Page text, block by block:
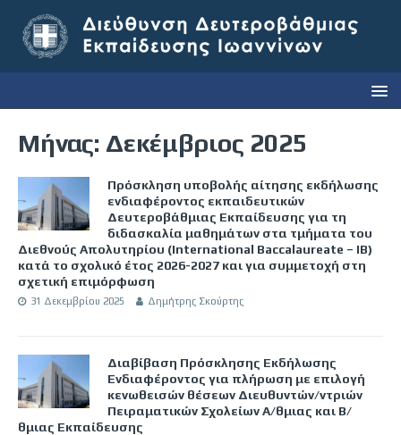
Μήνας: Δεκέμβριος 2025
Πρόσκληση υποβολής αίτησης εκδήλωσης
ενδιαφέροντος εκπαιδευτικών
Δευτεροβάθμιας Εκπαίδευσης για τη
διδασκαλία μαθημάτων στα τμήματα του
Διεθνούς Απολυτηρίου (International Baccalaureate – IB)
κατά το σχολικό έτος 2026-2027 και για συμμετοχή στη
σχετική επιμόρφωση
31 Δεκεμβρίου 2025 Δημήτρης Σκούρτης
Διαβίβαση Πρόσκλησης Εκδήλωσης
Ενδιαφέροντος για πλήρωση με επιλογή
κενωθεισών θέσεων Διευθυντών/ντριών
Πειραματικών Σχολείων Α/θμιας και Β/
θμιας Εκπαίδευσης